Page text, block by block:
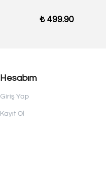
₺ 499.90
Hesabım
Giriş Yap
Kayıt Ol